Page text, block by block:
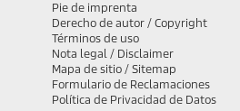
Pie de imprenta
Derecho de autor / Copyright
Términos de uso
Nota legal / Disclaimer
Mapa de sitio / Sitemap
Formulario de Reclamaciones
Política de Privacidad de Datos